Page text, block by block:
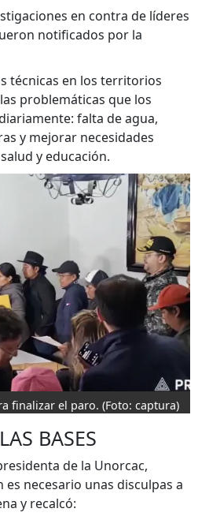
en contra de líderes
notificados por la
técnicas en los territorios
problemáticas que los
falta de agua,
y mejorar necesidades
y educación.
finalizar el paro.(Foto: captura)
BASES
de la Unorcac,
necesario unas disculpas a
y recalcó: